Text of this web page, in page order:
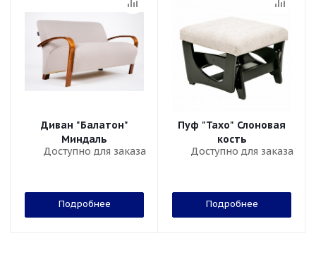
Диван "Балатон"
Миндаль
Доступно для заказа
Подробнее
Пуф "Тахо" Слоновая
кость
Доступно для заказа
Подробнее